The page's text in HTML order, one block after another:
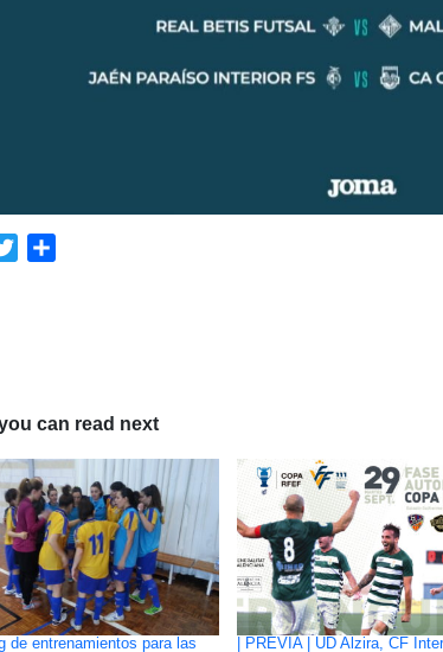
Twitter
can read next
de entrenamientos para las
| PREVIA | UD Alzira, CF